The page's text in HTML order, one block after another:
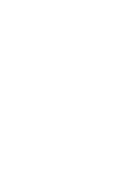
が必要です